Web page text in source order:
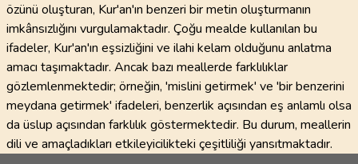
özünü oluşturan, Kur'an'ın benzeri bir metin oluşturmanın
imkânsızlığını vurgulamaktadır. Çoğu mealde kullanılan bu
ifadeler, Kur'an'ın eşsizliğini ve ilahi kelam olduğunu anlatma
amacı taşımaktadır. Ancak bazı meallerde farklılıklar
gözlemlenmektedir; örneğin, 'mislini getirmek' ve 'bir benzerini
meydana getirmek' ifadeleri, benzerlik açısından eş anlamlı olsa
da üslup açısından farklılık göstermektedir. Bu durum, meallerin
dili ve amaçladıkları etkileyicilikteki çeşitliliği yansıtmaktadır.